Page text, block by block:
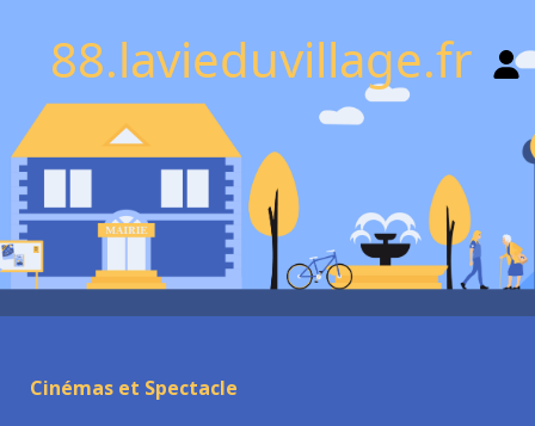
88.lavieduvillage.fr
Cinémas et Spectacle